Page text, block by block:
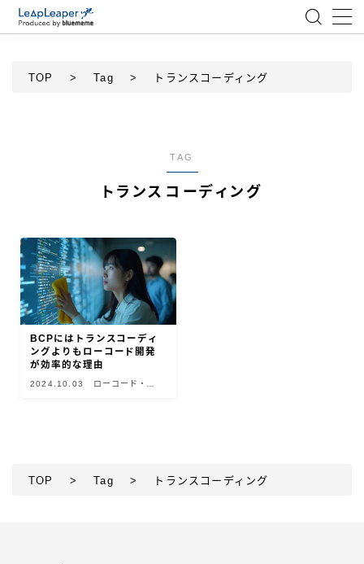
アジャイル
テクノロジー
BlueMeme
TOP > Tag > トランスコーディング
TAG
トランスコーディング
BCPにはトランスコーディ
ングよりもローコード開発
が効率的な理由
2024.10.03
ローコード・ノ
TOP > Tag > トランスコーディング